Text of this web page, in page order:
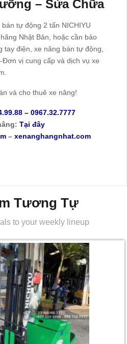
– Sửa Chữa
tự động 2 tấn NICHIYU
Nhật Bản, hoặc cần bảo
điện, xe nâng bán tự động,
vị cung cấp và dịch vụ xe
và cho thuê xe nâng!
– 0967.32.7777
Tại đây
– xenanghangnhat.com
Tương Tự
to your weekly lineup